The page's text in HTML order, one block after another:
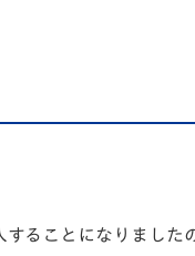
ることになりました